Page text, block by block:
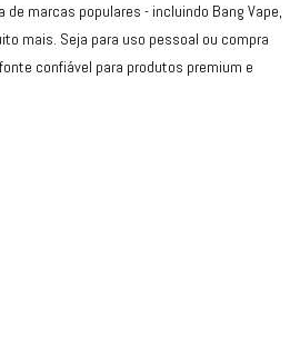
marcas populares - incluindo Bang Vape,
mais. Seja para uso pessoal ou compra
confiável para produtos premium e